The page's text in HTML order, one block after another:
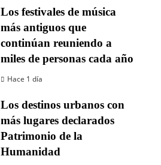
Los festivales de música
más antiguos que
continúan reuniendo a
miles de personas cada año
Hace 1 día
Los destinos urbanos con
más lugares declarados
Patrimonio de la
Humanidad